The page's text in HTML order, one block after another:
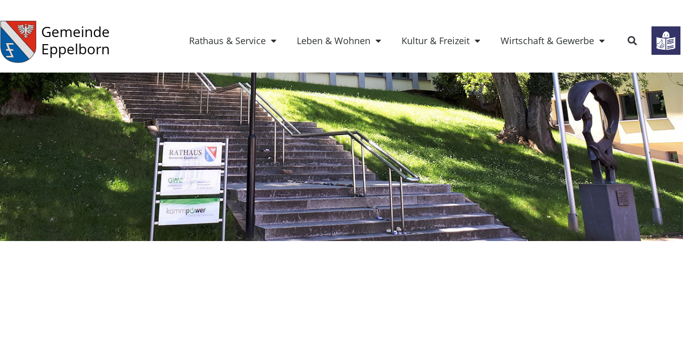
Gemeinde
Eppelborn
Rathaus & Service Leben & Wohnen Kultur & Freizeit Wirtschaft & Gewerbe